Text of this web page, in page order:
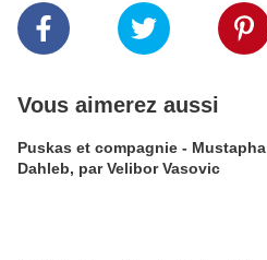
Vous aimerez aussi
Puskas et compagnie - Mustapha
Dahleb, par Velibor Vasovic